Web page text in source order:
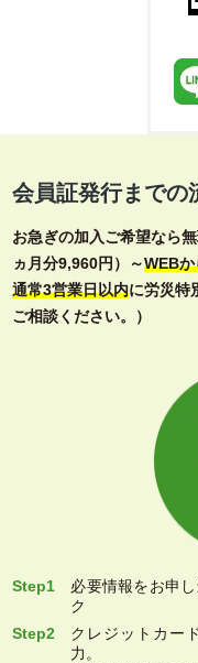
会員証発行までの
お急ぎの加入ご希望なら
ヵ月分9,960円）～WEB
通常3営業日以内に労災特
ご相談ください。）
Step1
必要情報をお申
ク
Step2
クレジットカー
力。